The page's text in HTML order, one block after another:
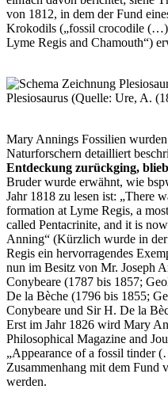
von 1812, in dem der Fund
Krokodils („fossil crocodile (…)
Lyme Regis and Chamouth“)
Plesiosaurus (Quelle: Ure, A.
Mary Annings Fossilien
Naturforschern detailliert
Entdeckung zurückging,
Bruder wurde erwähnt, wie
Jahr 1818 zu lesen ist: „There
formation at Lyme Regis, a
called Pentacrinite, and it is
Anning“ (Kürzlich wurde in
Regis ein hervorragendes
nun im Besitz von Mr. Joseph
Conybeare (1787 bis 1857;
De la Bèche (1796 bis 1855;
Conybeare und Sir H. De la
Erst im Jahr 1826 wird Mary
Philosophical Magazine and
„Appearance of a fossil tinder
Zusammenhang mit dem Fund
werden.